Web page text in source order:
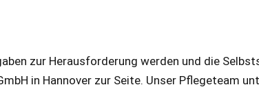
zur Herausforderung werden und die
in Hannover zur Seite. Unser Pflegeteam